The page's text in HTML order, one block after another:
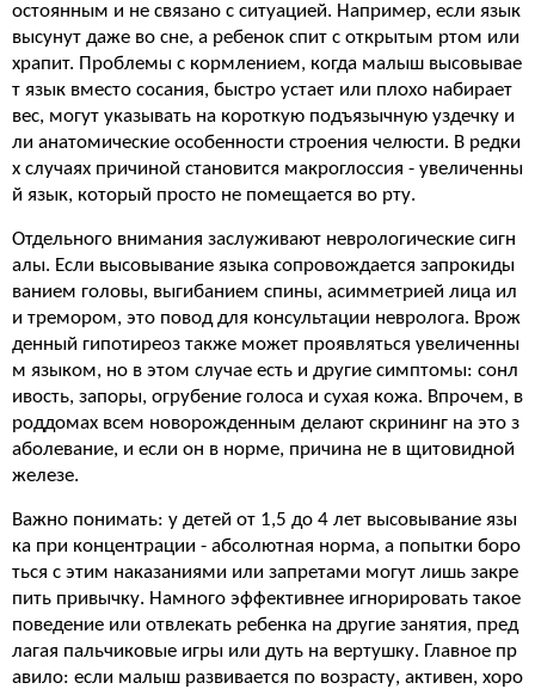
остоянным и не связано с ситуацией. Например, если язык
высунут даже во сне, а ребенок спит с открытым ртом или
храпит. Проблемы с кормлением, когда малыш высовывае
т язык вместо сосания, быстро устает или плохо набирает
вес, могут указывать на короткую подъязычную уздечку и
ли анатомические особенности строения челюсти. В редки
х случаях причиной становится макроглоссия - увеличенны
й язык, который просто не помещается во рту.
Отдельного внимания заслуживают неврологические сигн
алы. Если высовывание языка сопровождается запрокиды
ванием головы, выгибанием спины, асимметрией лица ил
и тремором, это повод для консультации невролога. Врож
денный гипотиреоз также может проявляться увеличенны
м языком, но в этом случае есть и другие симптомы: сонл
ивость, запоры, огрубение голоса и сухая кожа. Впрочем, в
роддомах всем новорожденным делают скрининг на это з
аболевание, и если он в норме, причина не в щитовидной
железе.
Важно понимать: у детей от 1,5 до 4 лет высовывание язы
ка при концентрации - абсолютная норма, а попытки боро
ться с этим наказаниями или запретами могут лишь закре
пить привычку. Намного эффективнее игнорировать такое
поведение или отвлекать ребенка на другие занятия, пред
лагая пальчиковые игры или дуть на вертушку. Главное пр
авило: если малыш развивается по возрасту, активен, хоро